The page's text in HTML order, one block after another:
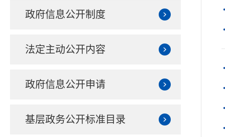
政府信息公开制度
法定主动公开内容
政府信息公开申请
基层政务公开标准目录